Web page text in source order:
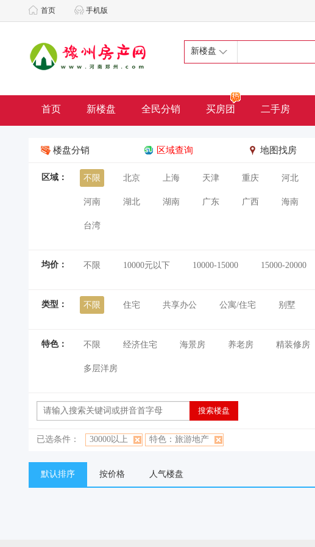
首页 手机版
新楼盘
首页 新楼盘 全民分销 买房团 二手房
楼盘分销 区域查询 地图找房
区域： 不限 北京 上海 天津 重庆 河北
河南 湖北 湖南 广东 广西 海南
台湾
均价： 不限 10000元以下 10000-15000 15000-20000
类型： 不限 住宅 共享办公 公寓/住宅 别墅
特色： 不限 经济住宅 海景房 养老房 精装修房
多层洋房
已选条件： 30000以上 特色：旅游地产
默认排序 按价格 人气楼盘